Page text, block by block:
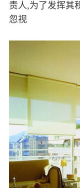
责人,为了发挥其
忽视